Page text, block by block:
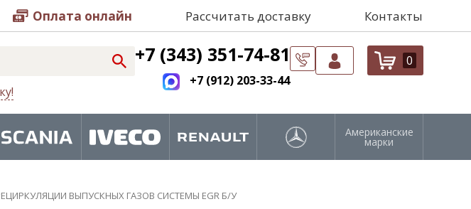
Оплата онлайн Рассчитать доставку Контакты
+7 (343) 351-74-81
+7 (912) 203-33-44
0
Американские
марки
ВЫПУСКНЫХ ГАЗОВ СИСТЕМЫ EGR Б/У